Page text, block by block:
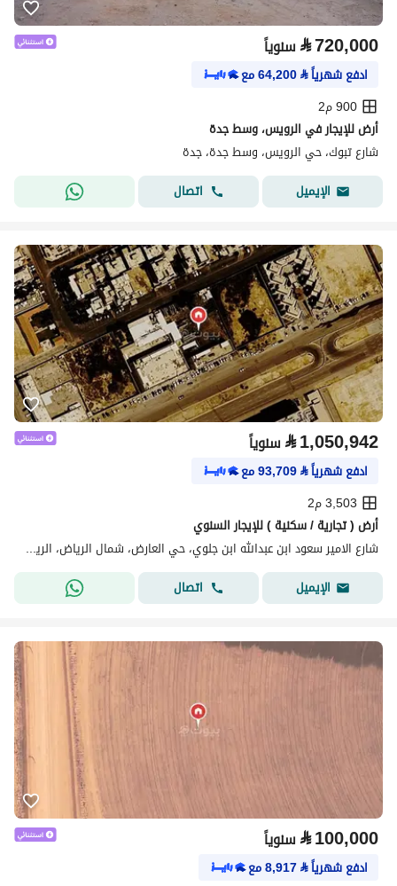
⃁720,000 سنوياً
ادفع شهرياً⃁
64,200مع
900 م2
أرض للإيجار في الرويس، وسط جدة
شارع تبوك، حي الرويس، وسط جدة، جدة
الإيميل
اتصال
⃁1,050,942 سنوياً
ادفع شهرياً⃁
93,709مع
3,503 م2
أرض ( تجارية / سكنية ) للإيجار السنوي
شارع الامير سعود ابن عبدالله ابن جلوي، حي العارض، شمال الرياض، الرياض
الإيميل
اتصال
⃁100,000 سنوياً
ادفع شهرياً⃁
8,917مع